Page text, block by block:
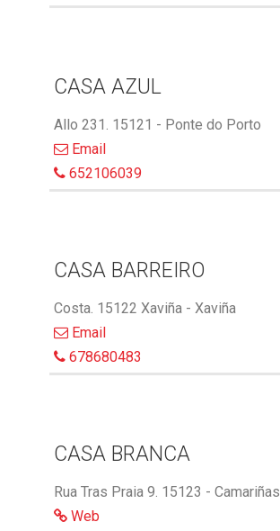
CASA AZUL
Allo 231. 15121 - Ponte do Porto
Email
652106039
CASA BARREIRO
Costa. 15122 Xaviña - Xaviña
Email
678680483
CASA BRANCA
Rua Tras Praia 9. 15123 - Camariñas
Web